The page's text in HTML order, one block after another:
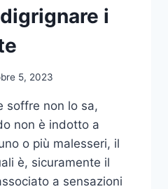
i
5, 2023
soffre non lo sa,
non è indotto a
o più malesseri, il
è, sicuramente il
a sensazioni